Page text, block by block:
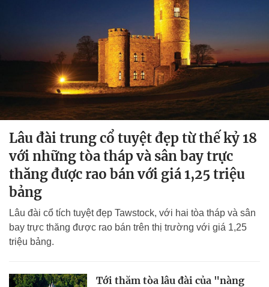
Lâu đài trung cổ tuyệt đẹp từ thế kỷ 18
với những tòa tháp và sân bay trực
thăng được rao bán với giá 1,25 triệu
bảng
Lâu đài cổ tích tuyệt đẹp Tawstock, với hai tòa tháp và sân
bay trực thăng được rao bán trên thị trường với giá 1,25
triệu bảng.
Tới thăm tòa lâu đài của "nàng